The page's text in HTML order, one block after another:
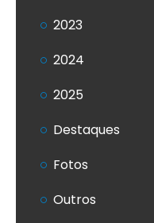
2023
2024
2025
Destaques
Fotos
Outros